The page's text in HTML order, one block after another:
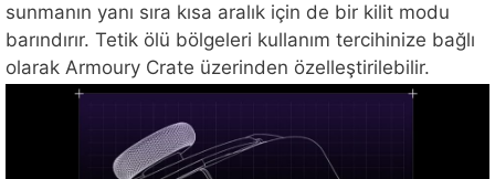
sunmanın yanı sıra kısa aralık için de bir kilit modu
barındırır. Tetik ölü bölgeleri kullanım tercihinize bağlı
olarak Armoury Crate üzerinden özelleştirilebilir.